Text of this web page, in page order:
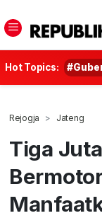
Hot Topics:
Rejogja Jateng
Tiga